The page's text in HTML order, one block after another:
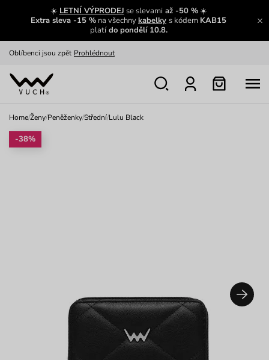
☀️ LETNÍ VÝPRODEJ se slevamiaž -50 %☀️
Extra sleva -15 % na všechnykabelky s kódem KAB15
platído pondělí 10.8.
Zajímavosti ze světa Vuch:
Zobrazit
Oblíbenci jsou zpět Prohlédnout
Nech se inspirovat
Home/Ženy/Peněženky/Střední/Lulu Black
-38%